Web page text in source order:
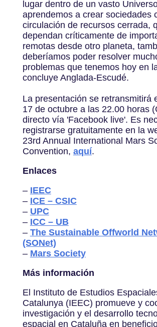
lugar dentro de un vasto
aprendemos a crear sociedades
circulación de recursos cerrada,
dependan críticamente de
remotas desde otro planeta,
deberíamos poder resolver
problemas que tenemos hoy en
concluye Anglada-Escudé.
La presentación se retransmitirá
17 de octubre a las 22.00 horas
directo vía 'Facebook live'. Es
registrarse gratuitamente en la
23rd Annual International Mars
Convention, aquí.
Enlaces
– IEEC
– ICE – CSIC
– UPC
– ICC – UB
– The Sustainable Offworld
(SONet)
– Mars Society
Más información
El Instituto de Estudios
Catalunya (IEEC) promueve y
investigación y el desarrollo
espacial en Cataluña en